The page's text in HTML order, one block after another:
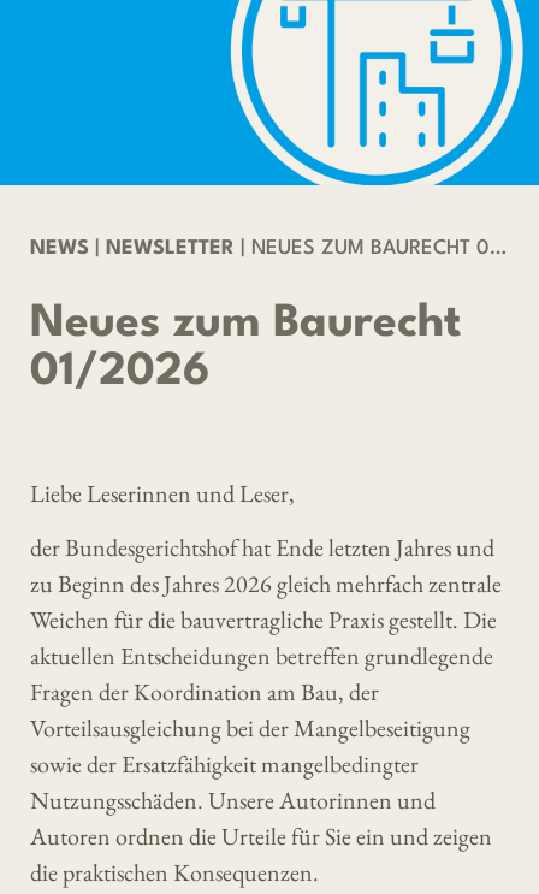
NEWS NEWSLETTER | NEUES ZUM BAURECHT 01/2026
Neues zum Baurecht
01/2026
Liebe Leserinnen und Leser,
der Bundesgerichtshof hat Ende letzten Jahres und
zu Beginn des Jahres 2026 gleich mehrfach zentrale
Weichen für die bauvertragliche Praxis gestellt. Die
aktuellen Entscheidungen betreffen grundlegende
Fragen der Koordination am Bau, der
Vorteilsausgleichung bei der Mangelbeseitigung
sowie der Ersatzfähigkeit mangelbedingter
Nutzungsschäden. Unsere Autorinnen und
Autoren ordnen die Urteile für Sie ein und zeigen
die praktischen Konsequenzen.